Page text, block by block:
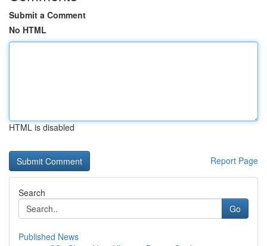
Submit a Comment
No HTML
HTML is disabled
Report Page
Search
Go
Published News